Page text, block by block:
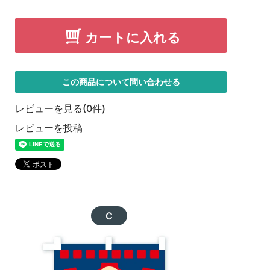
カートに入れる
この商品について問い合わせる
レビューを見る(0件)
レビューを投稿
C